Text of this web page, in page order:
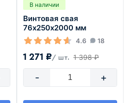
В наличии
Винтовая свая
76х250х2000 мм
4.6 18
1 271 ₽/ шт. 1 398 ₽
- +